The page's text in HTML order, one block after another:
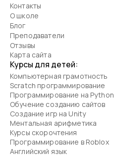
Контакты
О школе
Блог
Преподаватели
Отзывы
Карта сайта
Курсы для детей:
Компьютерная грамотность
Scratch программирование
Программирование на Python
Обучение созданию сайтов
Создание игр на Unity
Ментальная арифметика
Курсы скорочтения
Программирование в Roblox
Английский язык